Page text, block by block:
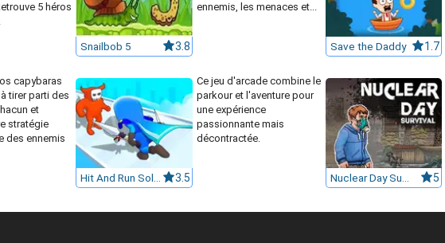
5 héros
Snailbob 5 3.8
ennemis, les menaces et...
Save the Daddy 1.7
capybaras
tirer parti des
et
stratégie
des ennemis
3.5
Ce jeu d'arcade combine le
parkour et l'aventure pour
une expérience
passionnante mais
décontractée.
5